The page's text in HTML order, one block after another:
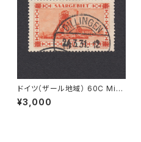
ドイツ（ザール地域） 60C Mi#1
43 使用済み切手｜DILLINGE
N 24.3.1931
¥3,000